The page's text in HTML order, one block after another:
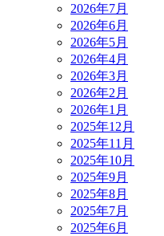
2026年7月
2026年6月
2026年5月
2026年4月
2026年3月
2026年2月
2026年1月
2025年12月
2025年11月
2025年10月
2025年9月
2025年8月
2025年7月
2025年6月